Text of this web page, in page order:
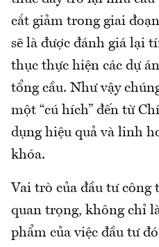
cắt giảm trong giai
sẽ là được đánh giá lại
thục thực hiện các dự
tổng cầu. Như vậy
một “cú hích” đến từ
dụng hiệu quả và linh
khóa.
Vai trò của đầu tư
quan trọng, không chỉ
phẩm của việc đầu tư